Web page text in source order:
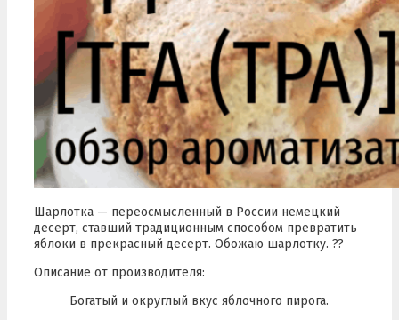
Шарлотка — переосмысленный в России немецкий
десерт, ставший традиционным способом превратить
яблоки в прекрасный десерт. Обожаю шарлотку. ??
Описание от производителя:
Богатый и округлый вкус яблочного пирога.